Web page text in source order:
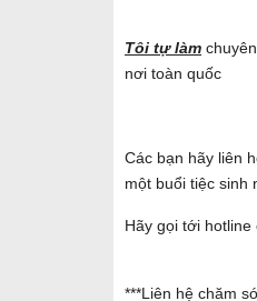
Tôi tự làm
nơi toàn quốc
Các bạn hãy liên
một buổi tiệc sinh
Hãy gọi tới
***Liên hệ chăm